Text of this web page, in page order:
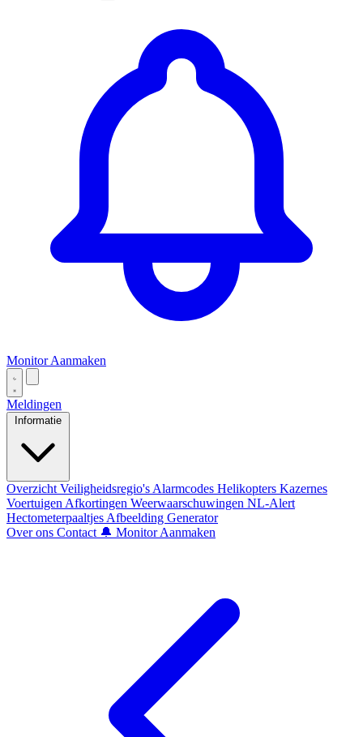
Monitor Aanmaken
Meldingen
Informatie
Overzicht Veiligheidsregio's Alarmcodes Helikopters Kazernes
Voertuigen Afkortingen Weerwaarschuwingen NL-Alert
Hectometerpaaltjes Afbeelding Generator
Over ons Contact 🔔 Monitor Aanmaken